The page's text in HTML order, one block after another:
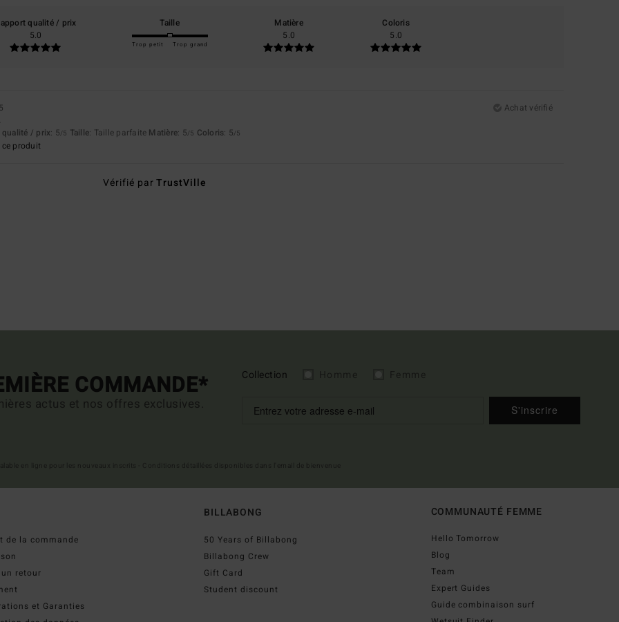
qualité / prix
5.0
Taille
Trop petit Trop grand
Matière
5.0
Coloris
5.0
Achat vérifié
qualité / prix: 5/5 Taille: Taille parfaite Matière: 5/5 Coloris: 5/5
produit
Vérifié parTrustVille
COMMANDE*
actus et nos offres exclusives.
Collection
S'inscrire
de la commande
retour
et Garanties
BILLABONG
50 Years of Billabong
Billabong Crew
Gift Card
Student discount
COMMUNAUTÉ FEMME
Hello Tomorrow
Blog
Team
Expert Guides
Guide combinaison surf